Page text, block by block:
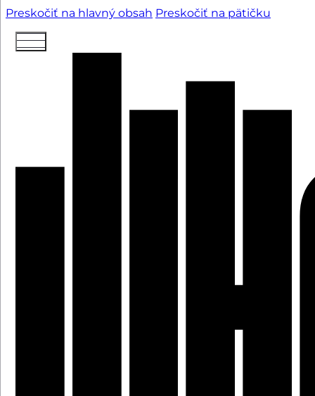
Preskočiť na hlavný obsah Preskočiť na pätičku